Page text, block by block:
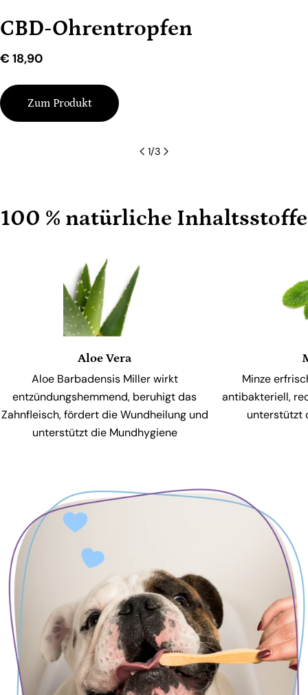
1/3
CBD-Ohrentropfen
Regulärer
€ 18,90
Zum Produkt
100 % natürliche Inhaltsstoffe
Aloe Vera
Aloe Barbadensis Miller wirkt
entzündungshemmend, beruhigt das
Zahnfleisch, fördert die Wundheilung und
unterstützt die Mundhygiene
Minze
antibakteriell,
unterstützt